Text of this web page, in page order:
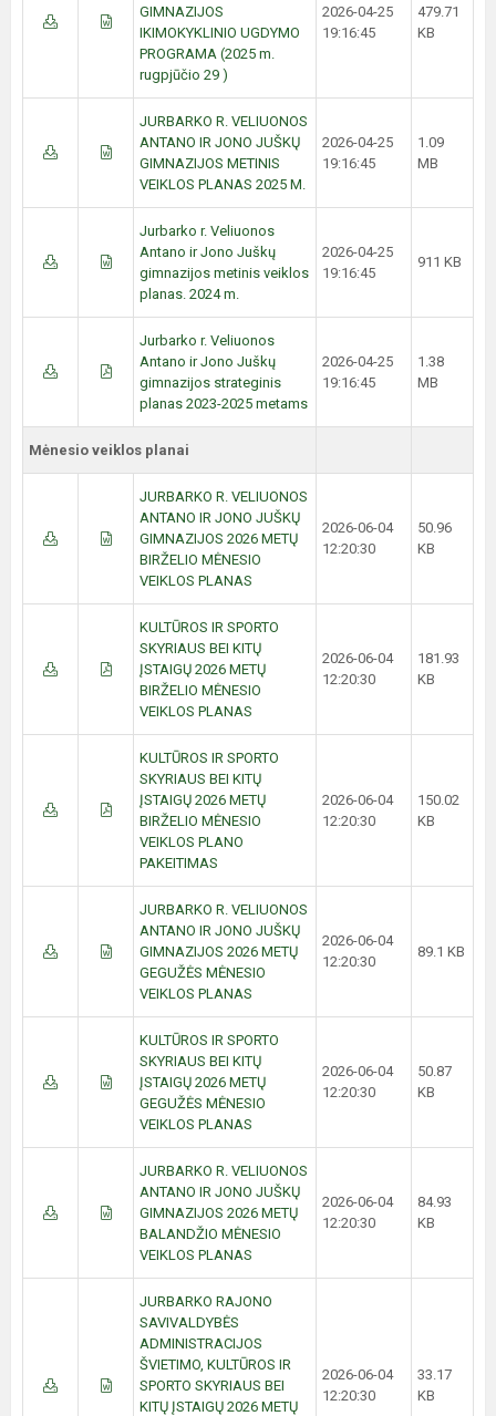
GIMNAZIJOS
IKIMOKYKLINIO UGDYMO
PROGRAMA (2025 m.
rugpjūčio 29 )
2026-04-25
19:16:45
479.71
KB
JURBARKO R. VELIUONOS
ANTANO IR JONO JUŠKŲ
GIMNAZIJOS METINIS
VEIKLOS PLANAS 2025 M.
2026-04-25
19:16:45
1.09
MB
Jurbarko r. Veliuonos
Antano ir Jono Juškų
gimnazijos metinis veiklos
planas. 2024 m.
2026-04-25
19:16:45
911 KB
Jurbarko r. Veliuonos
Antano ir Jono Juškų
gimnazijos strateginis
planas 2023-2025 metams
2026-04-25
19:16:45
1.38
MB
Mėnesio veiklos planai
JURBARKO R. VELIUONOS
ANTANO IR JONO JUŠKŲ
GIMNAZIJOS 2026 METŲ
BIRŽELIO MĖNESIO
VEIKLOS PLANAS
2026-06-04
12:20:30
50.96
KB
KULTŪROS IR SPORTO
SKYRIAUS BEI KITŲ
ĮSTAIGŲ 2026 METŲ
BIRŽELIO MĖNESIO
VEIKLOS PLANAS
2026-06-04
12:20:30
181.93
KB
KULTŪROS IR SPORTO
SKYRIAUS BEI KITŲ
ĮSTAIGŲ 2026 METŲ
BIRŽELIO MĖNESIO
VEIKLOS PLANO
PAKEITIMAS
2026-06-04
12:20:30
150.02
KB
JURBARKO R. VELIUONOS
ANTANO IR JONO JUŠKŲ
GIMNAZIJOS 2026 METŲ
GEGUŽĖS MĖNESIO
VEIKLOS PLANAS
2026-06-04
12:20:30
89.1 KB
KULTŪROS IR SPORTO
SKYRIAUS BEI KITŲ
ĮSTAIGŲ 2026 METŲ
GEGUŽĖS MĖNESIO
VEIKLOS PLANAS
2026-06-04
12:20:30
50.87
KB
JURBARKO R. VELIUONOS
ANTANO IR JONO JUŠKŲ
GIMNAZIJOS 2026 METŲ
BALANDŽIO MĖNESIO
VEIKLOS PLANAS
2026-06-04
12:20:30
84.93
KB
JURBARKO RAJONO
SAVIVALDYBĖS
ADMINISTRACIJOS
ŠVIETIMO, KULTŪROS IR
SPORTO SKYRIAUS BEI
KITŲ ĮSTAIGŲ 2026 METŲ
2026-06-04
12:20:30
33.17
KB